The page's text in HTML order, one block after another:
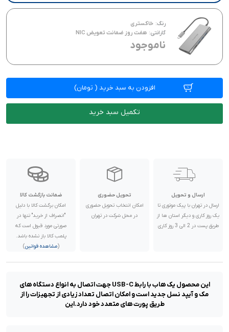
رنگ: خاکستری
گارانتی: هفت روز ضمانت تعویض NIC
ناموجود
افزودن به سبد خرید ( تومان)
تکمیل سبد خرید
ارسال و تحویل
ارسال در تهران با پیک موتوری تا
یک روز کاری و دیگر استان ها از
طریق پست در 2 الی 3 روز کاری
تحویل حضوری
امکان انتخاب تحویل حضوری
در محل شرکت در تهران
ضمانت بازگشت کالا
امکان برگشت کالا با دلیل
"انصراف از خرید" تنها در
صورتی مورد قبول است که
پلمب کالا باز نشده باشد.
(مشاهده قوانین)
این محصول یک هاب با رابط USB-C جهت اتصال به انواع دستگاه های
مک و آیپد نسل جدید است و امکان اتصال تعداد زیادی از تجهیزات را از
طریق پورت های متعدد خود دارد.این